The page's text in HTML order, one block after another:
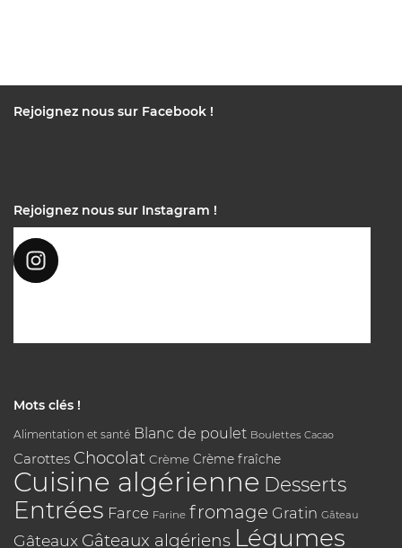
Rejoignez nous sur Facebook !
Rejoignez nous sur Instagram !
Mots clés !
Alimentation et santé Blanc de poulet Boulettes Cacao
Carottes Chocolat Crème Crème fraîche
Cuisine algérienne Desserts
Entrées Farce Farine fromage Gratin Gâteau
Gâteaux Gâteaux algériens Légumes